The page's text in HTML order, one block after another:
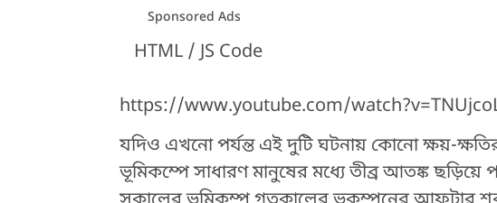
Sponsored Ads
HTML / JS Code
https://www.youtube.com/
যদিও এখনো পর্যন্ত এই দুটি ঘটনায় কোনো ক্ষয়-
ভূমিকম্পে সাধারণ মানুষের মধ্যে তীব্র আতঙ্ক